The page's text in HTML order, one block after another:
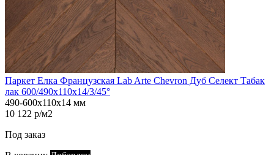
Паркет Елка Французская Lab Arte Chevron Дуб Селект Табак
лак 600/490х110х14/3/45°
490-600х110х14 мм
10 122 р/м2
Под заказ